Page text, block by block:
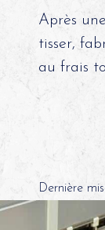
Après
tisser,
au frais
Dernière